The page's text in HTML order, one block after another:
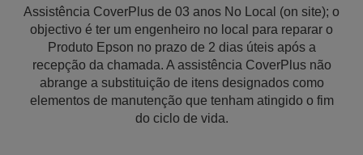
Assistência CoverPlus de 03 anos No Local (on site); o
objectivo é ter um engenheiro no local para reparar o
Produto Epson no prazo de 2 dias úteis após a
recepção da chamada. A assistência CoverPlus não
abrange a substituição de itens designados como
elementos de manutenção que tenham atingido o fim
do ciclo de vida.